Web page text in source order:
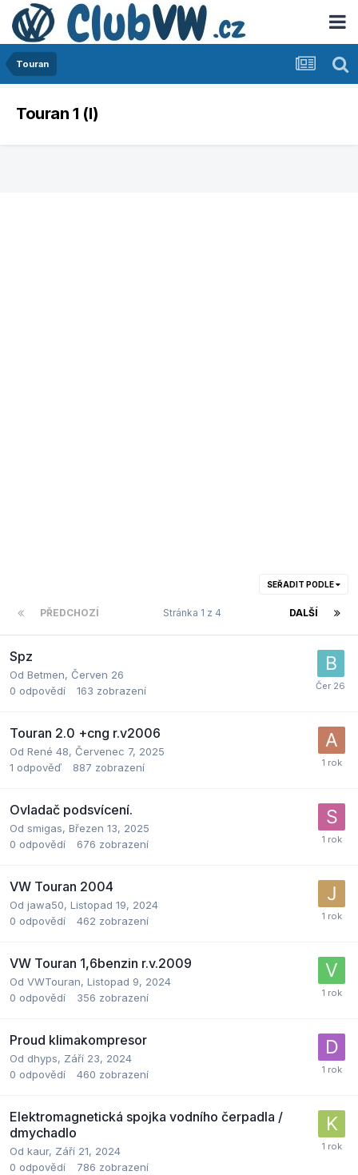
Touran
Touran 1 (I)
SEŘADIT PODLE
PŘEDCHOZÍ DALŠÍ
Stránka 1 z 4
Spz
Od Betmen, Červen 26
0 odpovědí 163 zobrazení
Touran 2.0 +cng r.v2006
Od René 48, Červenec 7, 2025
1 odpověď 887 zobrazení
Ovladač podsvícení.
Od smigas, Březen 13, 2025
0 odpovědí 676 zobrazení
VW Touran 2004
Od jawa50, Listopad 19, 2024
0 odpovědí 462 zobrazení
VW Touran 1,6benzin r.v.2009
Od VWTouran, Listopad 9, 2024
0 odpovědí 356 zobrazení
Proud klimakompresor
Od dhyps, Září 23, 2024
0 odpovědí 460 zobrazení
Elektromagnetická spojka vodního čerpadla /
dmychadlo
Od kaur, Září 21, 2024
0 odpovědí 786 zobrazení